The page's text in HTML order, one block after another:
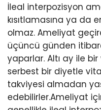
İleal interpozisyon
kısıtlamasına ya da
olmaz. Ameliyat
üçüncü günden
yaparlar. Altı ay ile
serbest bir diyetle
takviyesi almadan
edebilirler.Ameliyat